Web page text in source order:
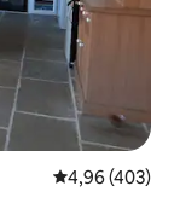
4,96 de uma
4,96 (403)